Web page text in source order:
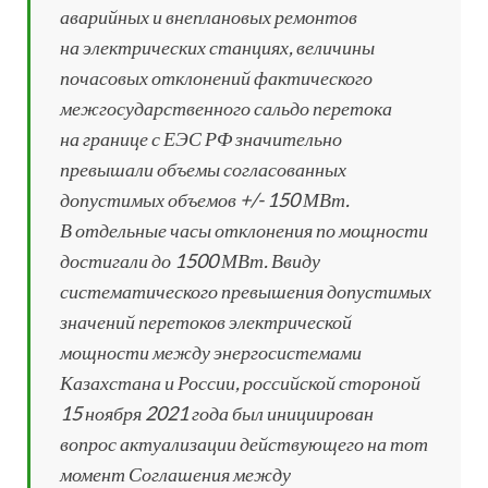
аварийных и внеплановых ремонтов
на электрических станциях, величины
почасовых отклонений фактического
межгосударственного сальдо перетока
на границе с ЕЭС РФ значительно
превышали объемы согласованных
допустимых объемов +/- 150 МВт.
В отдельные часы отклонения по мощности
достигали до 1500 МВт. Ввиду
систематического превышения допустимых
значений перетоков электрической
мощности между энергосистемами
Казахстана и России, российской стороной
15 ноября 2021 года был инициирован
вопрос актуализации действующего на тот
момент Соглашения между